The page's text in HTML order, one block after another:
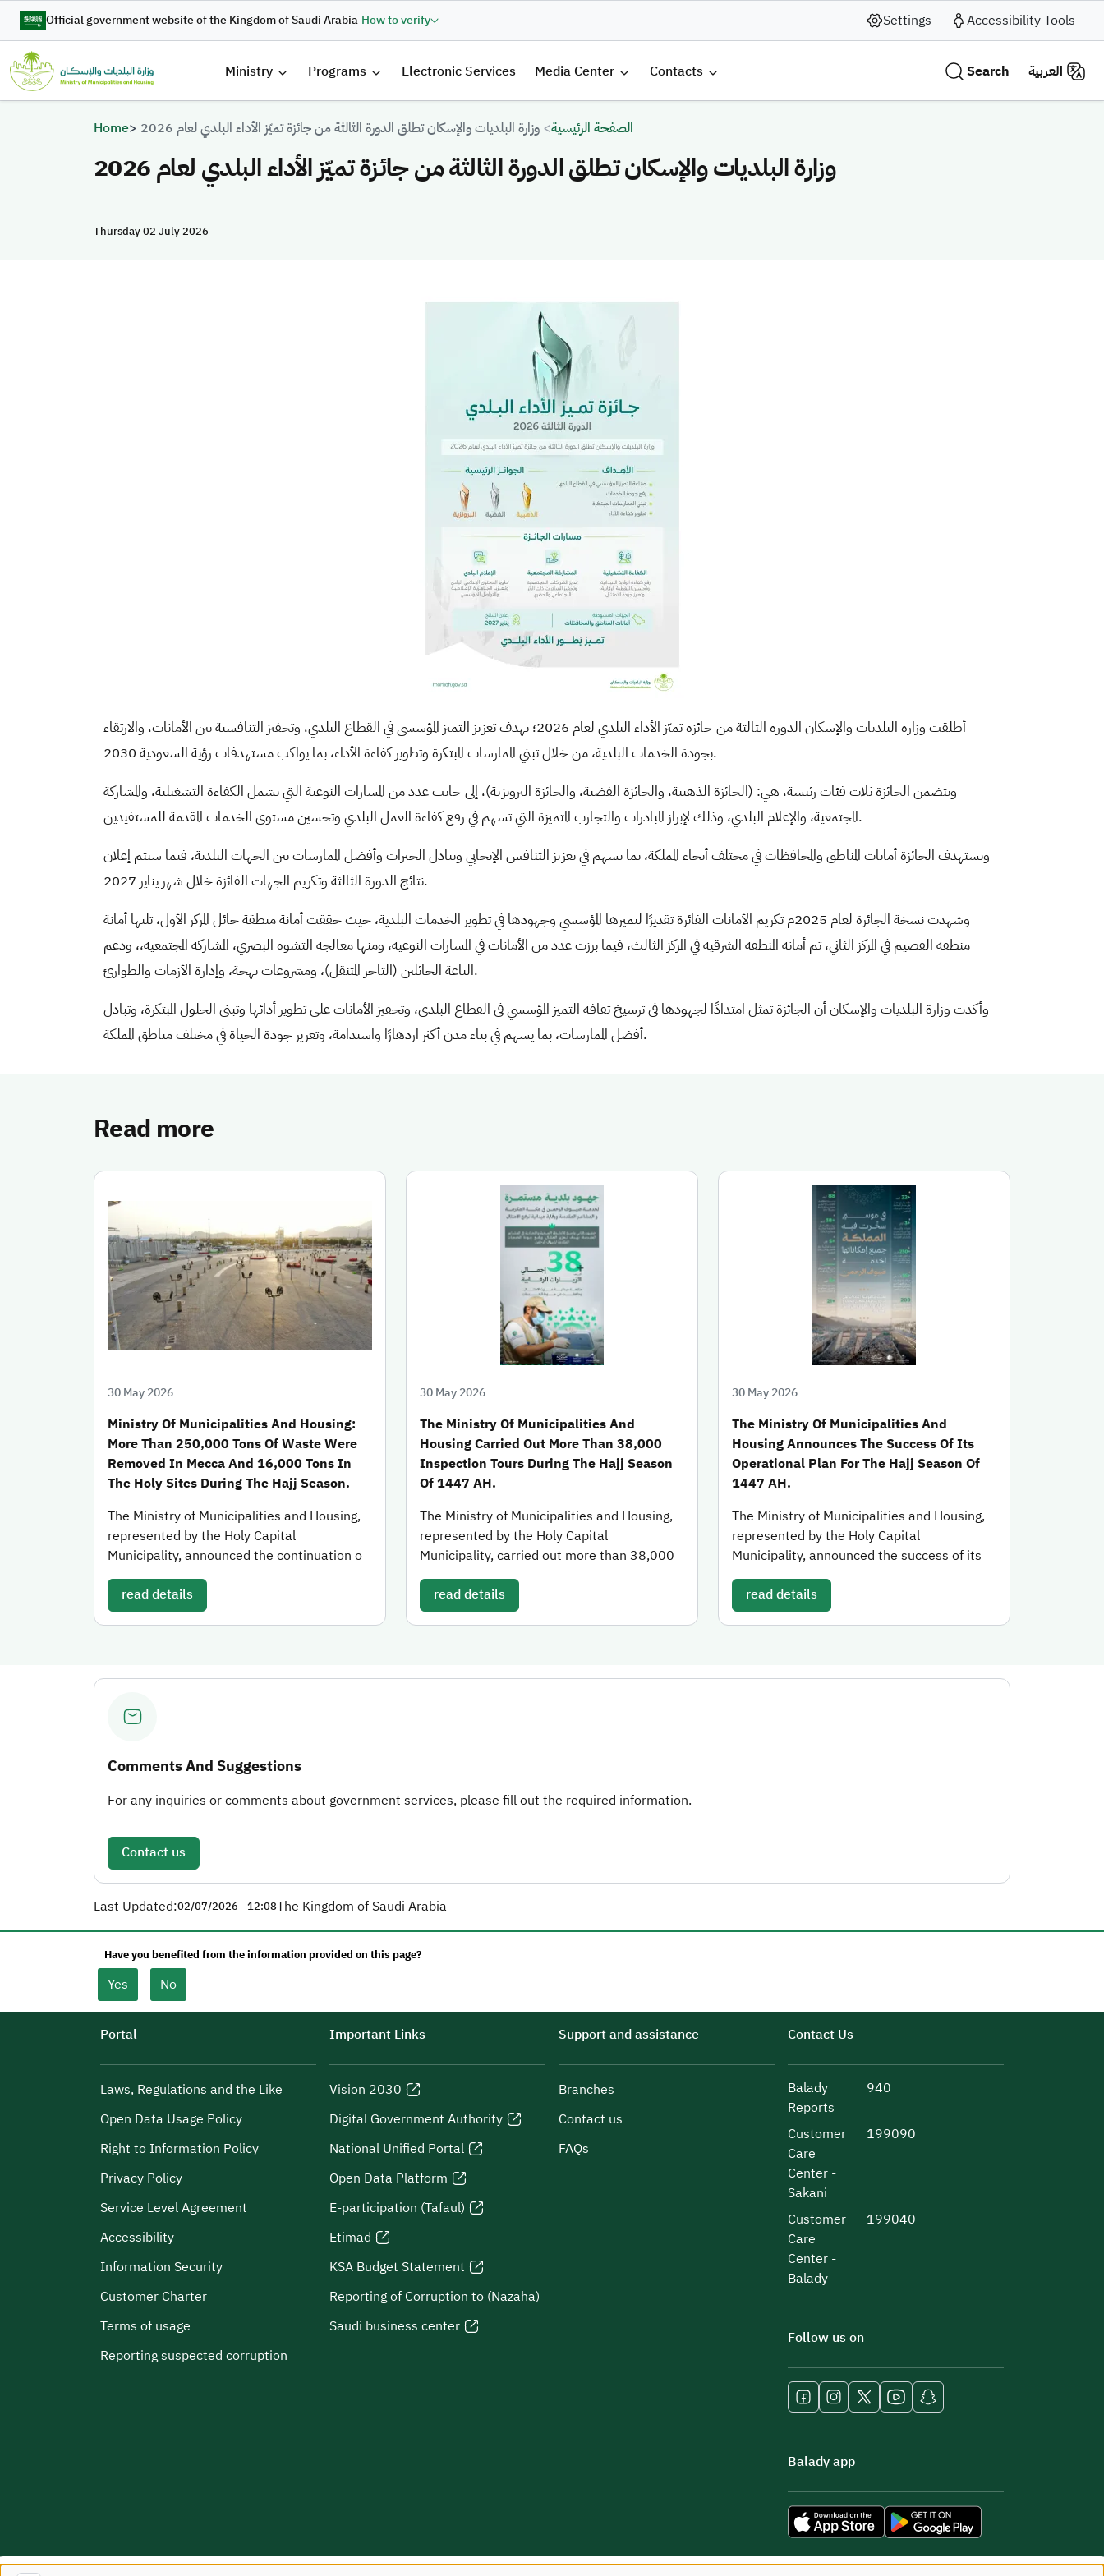
Skip to main content
Official government website of the Kingdom of Saudi Arabia How to verify Settings Accessibility Tools
القائمة الرئيسية
Ministry Programs Electronic Services Media Center Contacts Search العربية
Breadcrumb
Home الصفحة الرئيسية وزارة البلديات والإسكان تطلق الدورة الثالثة من جائزة تميّز الأداء البلدي لعام 2026
وزارة البلديات والإسكان تطلق الدورة الثالثة من جائزة تميّز الأداء البلدي لعام 2026
Thursday 02 July 2026
أطلقت وزارة البلديات والإسكان الدورة الثالثة من جائزة تميّز الأداء البلدي لعام 2026؛ بهدف تعزيز التميز المؤسسي في القطاع البلدي، وتحفيز التنافسية بين الأمانات، والارتقاء
بجودة الخدمات البلدية، من خلال تبني الممارسات المبتكرة وتطوير كفاءة الأداء، بما يواكب مستهدفات رؤية السعودية 2030.
وتتضمن الجائزة ثلاث فئات رئيسة، هي: (الجائزة الذهبية، والجائزة الفضية، والجائزة البرونزية)، إلى جانب عدد من المسارات النوعية التي تشمل الكفاءة التشغيلية، والمشاركة
المجتمعية، والإعلام البلدي، وذلك لإبراز المبادرات والتجارب المتميزة التي تسهم في رفع كفاءة العمل البلدي وتحسين مستوى الخدمات المقدمة للمستفيدين.
وتستهدف الجائزة أمانات المناطق والمحافظات في مختلف أنحاء المملكة، بما يسهم في تعزيز التنافس الإيجابي وتبادل الخبرات وأفضل الممارسات بين الجهات البلدية، فيما سيتم إعلان
نتائج الدورة الثالثة وتكريم الجهات الفائزة خلال شهر يناير 2027.
وشهدت نسخة الجائزة لعام 2025م تكريم الأمانات الفائزة تقديرًا لتميزها المؤسسي وجهودها في تطوير الخدمات البلدية، حيث حققت أمانة منطقة حائل المركز الأول، تلتها أمانة
منطقة القصيم في المركز الثاني، ثم أمانة المنطقة الشرقية في المركز الثالث، فيما برزت عدد من الأمانات في المسارات النوعية، ومنها معالجة التشوه البصري، المشاركة المجتمعية،، ودعم
الباعة الجائلين (التاجر المتنقل)، ومشروعات بهجة، وإدارة الأزمات والطوارئ.
وأكدت وزارة البلديات والإسكان أن الجائزة تمثل امتدادًا لجهودها في ترسيخ ثقافة التميز المؤسسي في القطاع البلدي، وتحفيز الأمانات على تطوير أدائها وتبني الحلول المبتكرة، وتبادل
أفضل الممارسات، بما يسهم في بناء مدن أكثر ازدهارًا واستدامة، وتعزيز جودة الحياة في مختلف مناطق المملكة.
Read more
30 May 2026
Ministry Of Municipalities And Housing:
More Than 250,000 Tons Of Waste Were
Removed In Mecca And 16,000 Tons In
The Holy Sites During The Hajj Season.
The Ministry of Municipalities and Housing,
represented by the Holy Capital
Municipality, announced the continuation o
read details
30 May 2026
The Ministry Of Municipalities And
Housing Carried Out More Than 38,000
Inspection Tours During The Hajj Season
Of 1447 AH.
The Ministry of Municipalities and Housing,
represented by the Holy Capital
Municipality, carried out more than 38,000
read details
30 May 2026
The Ministry Of Municipalities And
Housing Announces The Success Of Its
Operational Plan For The Hajj Season Of
1447 AH.
The Ministry of Municipalities and Housing,
represented by the Holy Capital
Municipality, announced the success of its
read details
Comments And Suggestions
For any inquiries or comments about government services, please fill out the required information.
Contact us
Last Updated:02/07/2026 - 12:08The Kingdom of Saudi Arabia
Have you benefited from the information provided on this page?
Yes No
Portal
Laws, Regulations and the Like
Open Data Usage Policy
Right to Information Policy
Privacy Policy
Service Level Agreement
Accessibility
Information Security
Customer Charter
Terms of usage
Reporting suspected corruption
Important Links
Vision 2030
Digital Government Authority
National Unified Portal
Open Data Platform
E-participation (Tafaul)
Etimad
KSA Budget Statement
Reporting of Corruption to (Nazaha)
Saudi business center
Support and assistance
Branches
Contact us
FAQs
Contact Us
Balady
Reports
940
Customer
Care
Center -
Sakani
199090
Customer
Care
Center -
Balady
199040
Follow us on
Balady app